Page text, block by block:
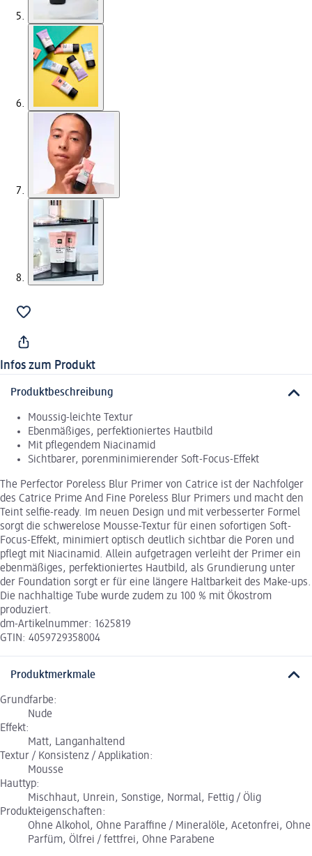
Infos zum Produkt
Produktbeschreibung
Moussig-leichte Textur
Ebenmäßiges, perfektioniertes Hautbild
Mit pflegendem Niacinamid
Sichtbarer, porenminimierender Soft-Focus-Effekt
The Perfector Poreless Blur Primer von Catrice ist der Nachfolger
des Catrice Prime And Fine Poreless Blur Primers und macht den
Teint selfie-ready. Im neuen Design und mit verbesserter Formel
sorgt die schwerelose Mousse-Textur für einen sofortigen Soft-
Focus-Effekt, minimiert optisch deutlich sichtbar die Poren und
pflegt mit Niacinamid. Allein aufgetragen verleiht der Primer ein
ebenmäßiges, perfektioniertes Hautbild, als Grundierung unter
der Foundation sorgt er für eine längere Haltbarkeit des Make-ups.
Die nachhaltige Tube wurde zudem zu 100 % mit Ökostrom
produziert.
dm-Artikelnummer: 1625819
GTIN: 4059729358004
Produktmerkmale
Grundfarbe:
Nude
Effekt:
Matt, Langanhaltend
Textur / Konsistenz / Applikation:
Mousse
Hauttyp:
Mischhaut, Unrein, Sonstige, Normal, Fettig / Ölig
Produkteigenschaften:
Ohne Alkohol, Ohne Paraffine / Mineralöle, Acetonfrei, Ohne
Parfüm, Ölfrei / fettfrei, Ohne Parabene